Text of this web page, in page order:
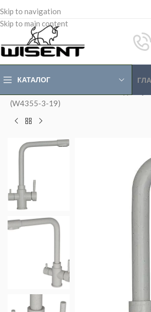
Skip to navigation
Skip to main content
КАТАЛОГ
(W4355-3-19)